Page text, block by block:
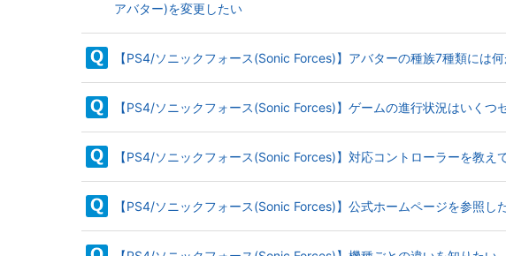
アバター)を変更したい
【PS4/ソニックフォース(Sonic Forces)】アバターの種族7種類には
【PS4/ソニックフォース(Sonic Forces)】ゲームの進行状況はいくつ
【PS4/ソニックフォース(Sonic Forces)】対応コントローラーを教え
【PS4/ソニックフォース(Sonic Forces)】公式ホームページを参照し